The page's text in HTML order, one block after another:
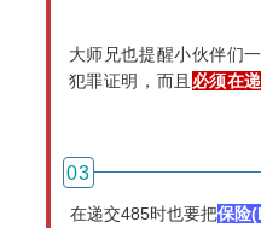
大师兄也提醒小伙伴们
犯罪证明，而且 必须在
03
在递交485时也要把保险